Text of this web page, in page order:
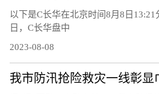
以下是C长华在北京时间8月8日
日，C长华盘中
2023-08-08
我市防汛抢险救灾一线彰显